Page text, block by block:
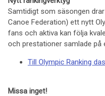
Samtidigt som säsongen
Canoe Federation) ett nytt
fans och aktiva kan följa
och prestationer samlade på
Till Olympic Ranking
Missa inget!